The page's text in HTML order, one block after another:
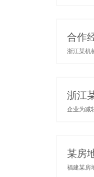
合作
浙江某机
浙江
企业为减
某房
福建某房